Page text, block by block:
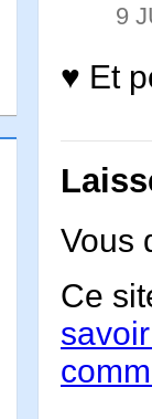
9
♥ Et
Vous
Ce